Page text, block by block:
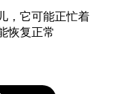
，它可能正忙着
恢复正常